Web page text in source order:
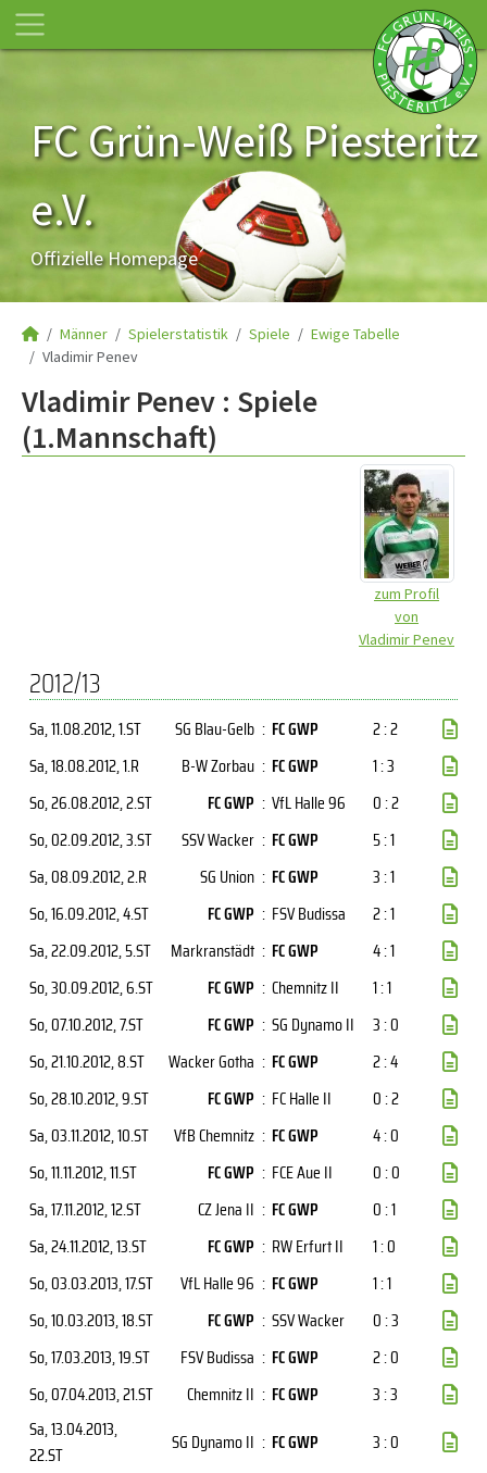
FC Grün-Weiß Piesteritz
e.V.
Offizielle Homepage
Männer Spielerstatistik Spiele
Ewige Tabelle
Vladimir Penev
Vladimir Penev : Spiele
(1.Mannschaft)
zum Profil
von
Vladimir Penev
2012/13
Sa, 11.08.2012, 1.ST SG Blau-Gelb : FC GWP
2 : 2
Sa, 18.08.2012, 1.R B-W Zorbau : FC GWP
1 : 3
So, 26.08.2012, 2.ST FC GWP : VfL Halle 96
0 : 2
So, 02.09.2012, 3.ST SSV Wacker : FC GWP
5 : 1
Sa, 08.09.2012, 2.R SG Union : FC GWP
3 : 1
So, 16.09.2012, 4.ST FC GWP : FSV Budissa
2 : 1
Sa, 22.09.2012, 5.ST Markranstädt : FC GWP
4 : 1
So, 30.09.2012, 6.ST FC GWP : Chemnitz II
1 : 1
So, 07.10.2012, 7.ST FC GWP : SG Dynamo II
3 : 0
So, 21.10.2012, 8.ST Wacker Gotha : FC GWP
2 : 4
So, 28.10.2012, 9.ST FC GWP : FC Halle II
0 : 2
Sa, 03.11.2012, 10.ST VfB Chemnitz : FC GWP
4 : 0
So, 11.11.2012, 11.ST FC GWP : FCE Aue II
0 : 0
Sa, 17.11.2012, 12.ST CZ Jena II : FC GWP
0 : 1
Sa, 24.11.2012, 13.ST FC GWP : RW Erfurt II
1 : 0
So, 03.03.2013, 17.ST VfL Halle 96 : FC GWP
1 : 1
So, 10.03.2013, 18.ST FC GWP : SSV Wacker
0 : 3
So, 17.03.2013, 19.ST FSV Budissa : FC GWP
2 : 0
So, 07.04.2013, 21.ST Chemnitz II : FC GWP
3 : 3
Sa, 13.04.2013,
22.ST
SG Dynamo II : FC GWP
3 : 0